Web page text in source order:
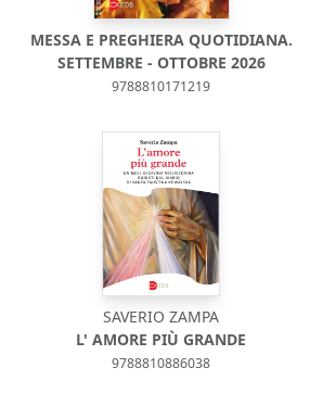
MESSA E PREGHIERA QUOTIDIANA.
SETTEMBRE - OTTOBRE 2026
9788810171219
SAVERIO ZAMPA
L' AMORE PIÙ GRANDE
9788810886038